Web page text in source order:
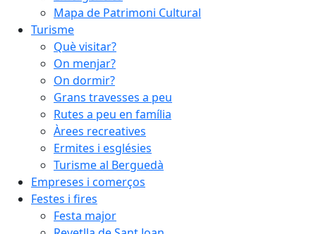
Mapa de Patrimoni Cultural
Turisme
Què visitar?
On menjar?
On dormir?
Grans travesses a peu
Rutes a peu en família
Àrees recreatives
Ermites i esglésies
Turisme al Berguedà
Empreses i comerços
Festes i fires
Festa major